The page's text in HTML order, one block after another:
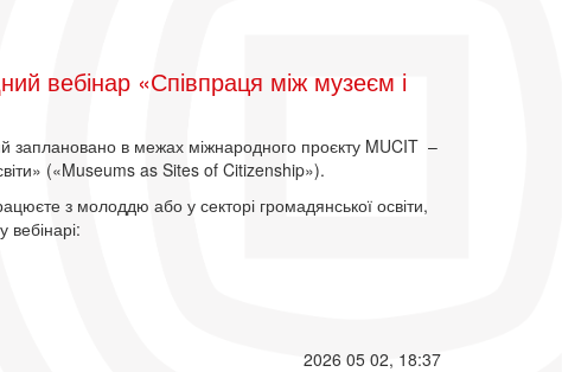
вебінар «Співпраця між музеєм і
заплановано в межах міжнародного проєкту MUCIT –
(«Museums as Sites of Citizenship»).
з молоддю або у секторі громадянської освіти,
вебінарі:
2026 05 02, 18:37